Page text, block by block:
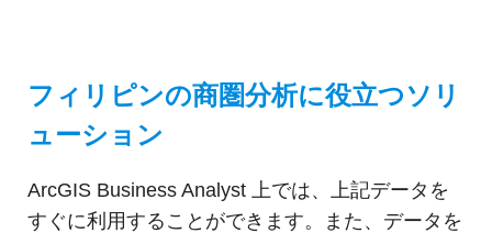
フィリピンの商圏分析に役立つソリ
ューション
ArcGIS Business Analyst 上では、上記データを
すぐに利用することができます。また、データを